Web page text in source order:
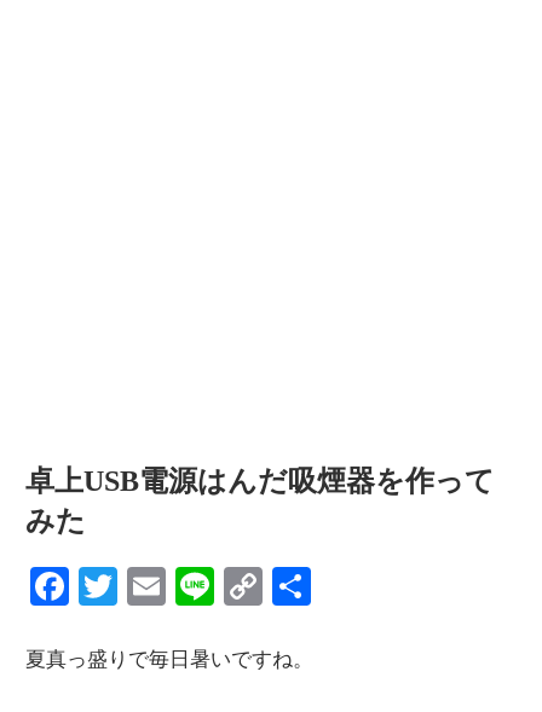
卓上USB電源はんだ吸煙器を作って
みた
Facebook
Twitter
EmailLineCopy
夏真っ盛りで毎日暑いですね。